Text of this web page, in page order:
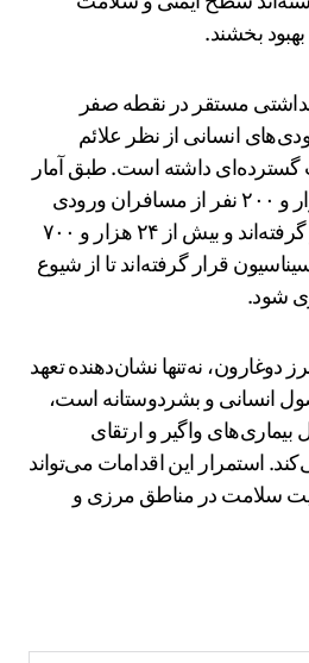
بخشند.
مستقر در نقطه صفر
انسانی از نظر علائم
گسترده‌ای داشته است. طبق آمار
ارائه‌شده، بیش از ۴۵ هزار و ۲۰۰ نفر از مسافران ورودی
مورد پایش سلامت قرار گرفته‌اند و بیش از ۲۴ هزار و ۷۰۰
قرار گرفته‌اند تا از شیوع
شود.
نه‌تنها نشان‌دهنده تعهد
انسانی و بشردوستانه است،
واگیر و ارتقای
استمرار این اقدامات می‌تواند
سلامت در مناطق مرزی و